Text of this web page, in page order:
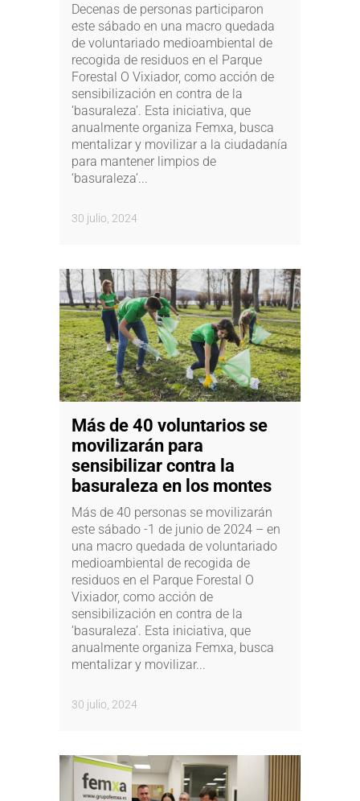
Decenas de personas participaron
este sábado en una macro quedada
de voluntariado medioambiental de
recogida de residuos en el Parque
Forestal O Vixiador, como acción de
sensibilización en contra de la
‘basuraleza’. Esta iniciativa, que
anualmente organiza Femxa, busca
mentalizar y movilizar a la ciudadanía
para mantener limpios de
‘basuraleza’...
30 julio, 2024
Más de 40 voluntarios se
movilizarán para
sensibilizar contra la
basuraleza en los montes
Más de 40 personas se movilizarán
este sábado -1 de junio de 2024 – en
una macro quedada de voluntariado
medioambiental de recogida de
residuos en el Parque Forestal O
Vixiador, como acción de
sensibilización en contra de la
‘basuraleza’. Esta iniciativa, que
anualmente organiza Femxa, busca
mentalizar y movilizar...
30 julio, 2024